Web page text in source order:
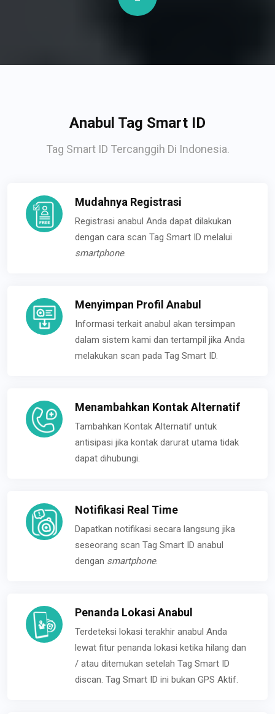
Anabul Tag Smart ID
Tag Smart ID Tercanggih Di Indonesia.
Mudahnya Registrasi
Registrasi anabul Anda dapat dilakukan
dengan cara scan Tag Smart ID melalui
smartphone.
Menyimpan Profil Anabul
Informasi terkait anabul akan tersimpan
dalam sistem kami dan tertampil jika Anda
melakukan scan pada Tag Smart ID.
Menambahkan Kontak Alternatif
Tambahkan Kontak Alternatif untuk
antisipasi jika kontak darurat utama tidak
dapat dihubungi.
Notifikasi Real Time
Dapatkan notifikasi secara langsung jika
seseorang scan Tag Smart ID anabul
dengan smartphone.
Penanda Lokasi Anabul
Terdeteksi lokasi terakhir anabul Anda
lewat fitur penanda lokasi ketika hilang dan
/ atau ditemukan setelah Tag Smart ID
discan. Tag Smart ID ini bukan GPS Aktif.